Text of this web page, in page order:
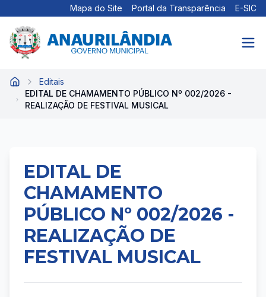
Mapa do Site Portal da Transparência E-SIC
Início
Editais
EDITAL DE CHAMAMENTO PÚBLICO Nº 002/2026 -
REALIZAÇÃO DE FESTIVAL MUSICAL
EDITAL DE
CHAMAMENTO
PÚBLICO Nº 002/2026 -
REALIZAÇÃO DE
FESTIVAL MUSICAL